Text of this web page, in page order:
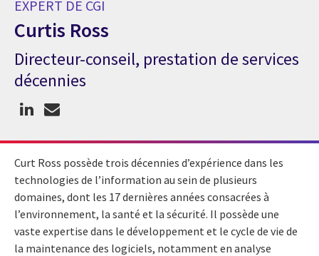
EXPERT DE CGI
Curtis Ross
Expert de CGI Curtis Ross
Directeur-conseil, prestation de services
décennies
Curt Ross possède trois décennies d’expérience dans les
technologies de l’information au sein de plusieurs
domaines, dont les 17 dernières années consacrées à
l’environnement, la santé et la sécurité. Il possède une
vaste expertise dans le développement et le cycle de vie de
la maintenance des logiciels, notamment en analyse